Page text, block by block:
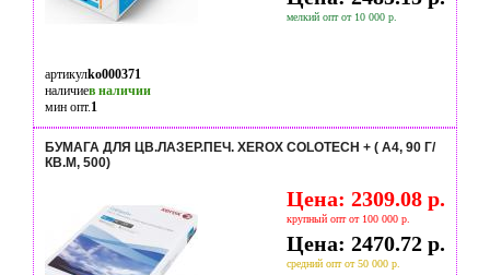
мелкий опт от 10 000 р.
артикулko000371
наличиев наличии
мин опт.1
БУМАГА ДЛЯ ЦВ.ЛАЗЕР.ПЕЧ. XEROX COLOTECH + ( A4, 90 Г/
КВ.М, 500)
Цена: 2309.08 р.
крупный опт от 100 000 р.
Цена: 2470.72 р.
средний опт от 50 000 р.